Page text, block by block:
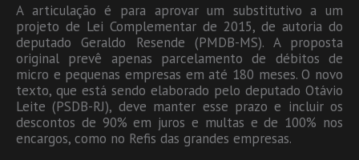
A articulação é para aprovar um substitutivo a um
projeto de Lei Complementar de 2015, de autoria do
deputado Geraldo Resende (PMDB-MS). A proposta
original prevê apenas parcelamento de débitos de
micro e pequenas empresas em até 180 meses. O novo
texto, que está sendo elaborado pelo deputado Otávio
Leite (PSDB-RJ), deve manter esse prazo e incluir os
descontos de 90% em juros e multas e de 100% nos
encargos, como no Refis das grandes empresas.